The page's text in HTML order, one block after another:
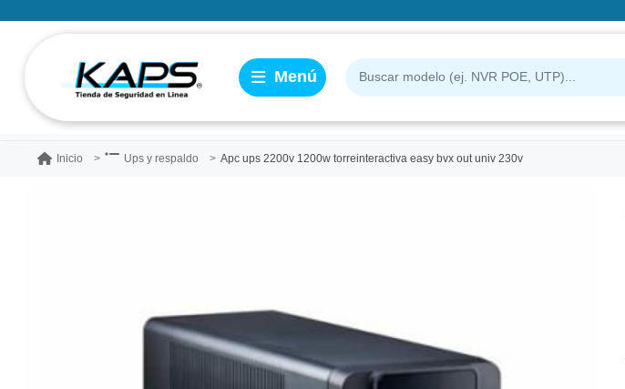
Inicio Ups y respaldo Apc ups 2200v 1200w torreinteractiva easy bvx out univ 230v